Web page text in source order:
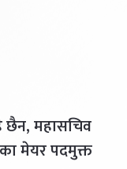
छैन, महासचिव
मेयर पदमुक्त